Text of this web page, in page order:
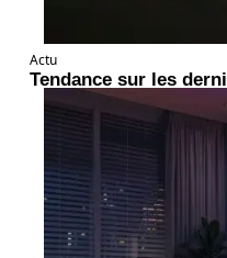
Actu
Tendance sur les